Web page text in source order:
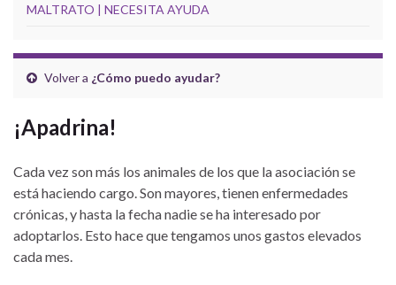
MALTRATO | NECESITA AYUDA
Volver a ¿Cómo puedo ayudar?
¡Apadrina!
Cada vez son más los animales de los que la asociación se
está haciendo cargo. Son mayores, tienen enfermedades
crónicas, y hasta la fecha nadie se ha interesado por
adoptarlos. Esto hace que tengamos unos gastos elevados
cada mes.